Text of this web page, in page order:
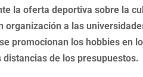
la oferta deportiva sobre la
organización a las
promocionan los hobbies en
de los presupuestos.